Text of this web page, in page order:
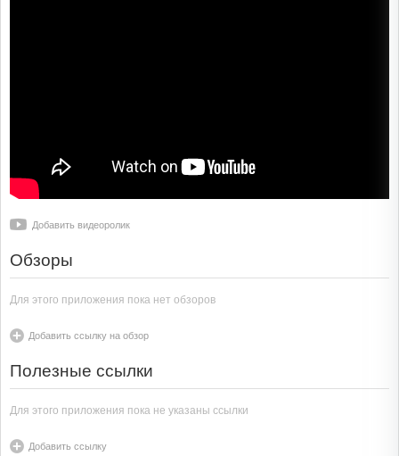
Добавить видеоролик
Обзоры
Для этого приложения пока нет обзоров
Добавить ссылку на обзор
Полезные ссылки
Для этого приложения пока не указаны ссылки
Добавить ссылку